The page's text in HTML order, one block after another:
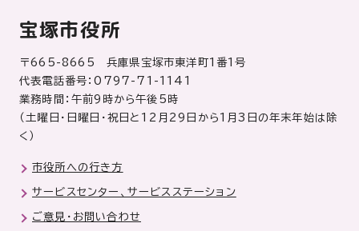
宝塚市役所
〒665-8665 兵庫県宝塚市東洋町1番1号
代表電話番号：0797-71-1141
業務時間：午前9時から午後5時
（土曜日・日曜日・祝日と12月29日から1月3日の年末年始は除
く）
市役所への行き方
サービスセンター、サービスステーション
ご意見・お問い合わせ